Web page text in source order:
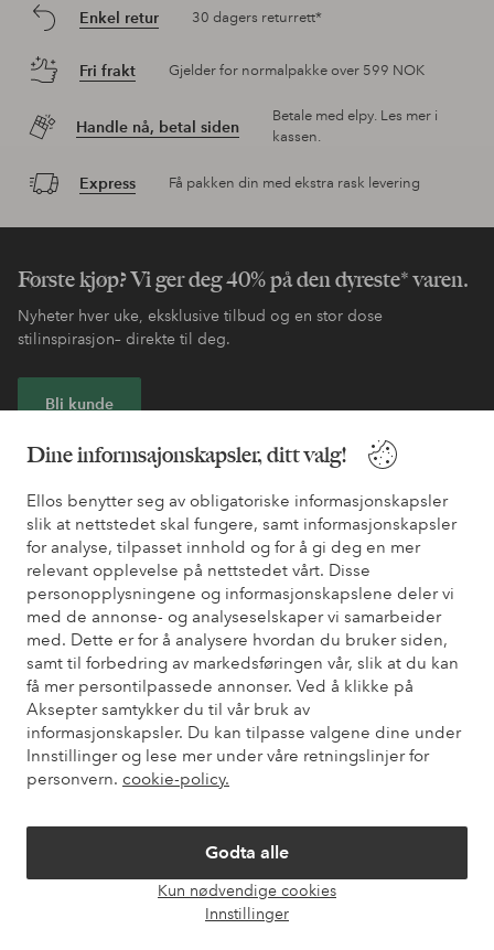
Dine informsajonskapsler, ditt valg!
Ellos benytter seg av obligatoriske informasjonskapsler
slik at nettstedet skal fungere, samt informasjonskapsler
for analyse, tilpasset innhold og for å gi deg en mer
relevant opplevelse på nettstedet vårt. Disse
personopplysningene og informasjonskapslene deler vi
med de annonse- og analyseselskaper vi samarbeider
med. Dette er for å analysere hvordan du bruker siden,
samt til forbedring av markedsføringen vår, slik at du kan
få mer persontilpassede annonser. Ved å klikke på
Aksepter samtykker du til vår bruk av
informasjonskapsler. Du kan tilpasse valgene dine under
Innstillinger og lese mer under våre retningslinjer for
personvern. cookie-policy.
Godta alle
Kun nødvendige cookies
Innstillinger
Enkel retur 30 dagers returrett*
Fri frakt Gjelder for normalpakke over 599 NOK
Handle nå, betal siden
Betale med elpy. Les mer i
kassen.
Express Få pakken din med ekstra rask levering
Første kjøp? Vi ger deg 40% på den dyreste* varen.
Nyheter hver uke, eksklusive tilbud og en stor dose
stilinspirasjon– direkte til deg.
Bli kunde
* Se tilbudsvilkår ved registrering
Trenger du hjelp?
Du finner svar på de vanligste spørsmålene i vår FAQ. Du finner
også informasjon om hvordan du kan kontakte oss.
Kundeservice Bestilling Betalingsmåte
Mine sider